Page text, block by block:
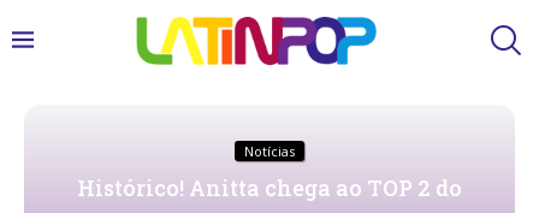
Notícias
Histórico! Anitta chega ao TOP 2 do